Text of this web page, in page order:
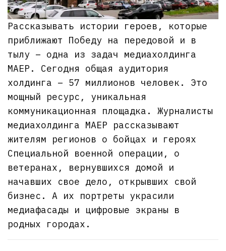
Рассказывать истории героев, которые
приближают Победу на передовой и в
тылу – одна из задач медиахолдинга
МАЕР. Сегодня общая аудитория
холдинга – 57 миллионов человек. Это
мощный ресурс, уникальная
коммуникационная площадка. Журналисты
медиахолдинга МАЕР рассказывают
жителям регионов о бойцах и героях
Специальной военной операции, о
ветеранах, вернувшихся домой и
начавших свое дело, открывших свой
бизнес. А их портреты украсили
медиафасады и цифровые экраны в
родных городах.